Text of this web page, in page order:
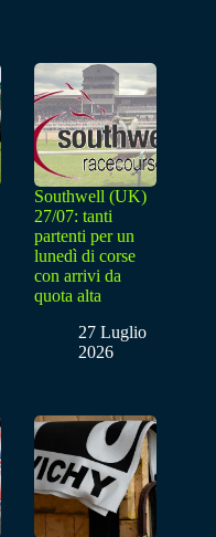
Southwell (UK)
27/07: tanti
partenti per un
lunedì di corse
con arrivi da
quota alta
27 Luglio
2026